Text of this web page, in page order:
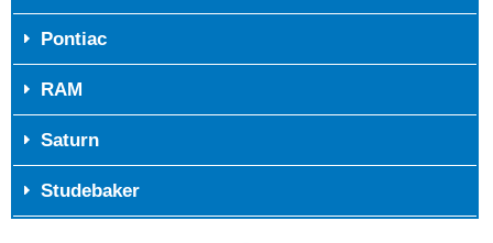
Pontiac
RAM
Saturn
Studebaker